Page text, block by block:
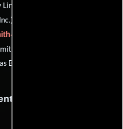
Linder)),
Ojeil
y
Brenda Gibson))
de musica